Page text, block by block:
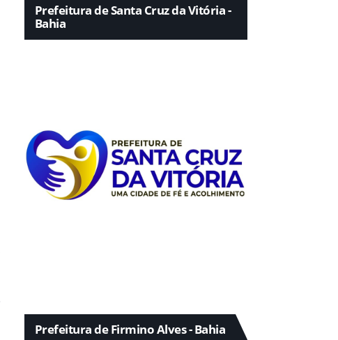
Prefeitura de Santa Cruz da Vitória -
Bahia
Prefeitura de Firmino Alves - Bahia